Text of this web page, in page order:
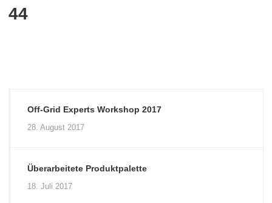
44
Off-Grid Experts Workshop 2017
28. August 2017
Überarbeitete Produktpalette
18. Juli 2017